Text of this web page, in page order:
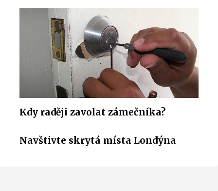
Kdy raději zavolat zámečníka?
Navštivte skrytá místa Londýna